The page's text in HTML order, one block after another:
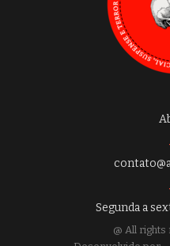
Segunda a
@ All rights